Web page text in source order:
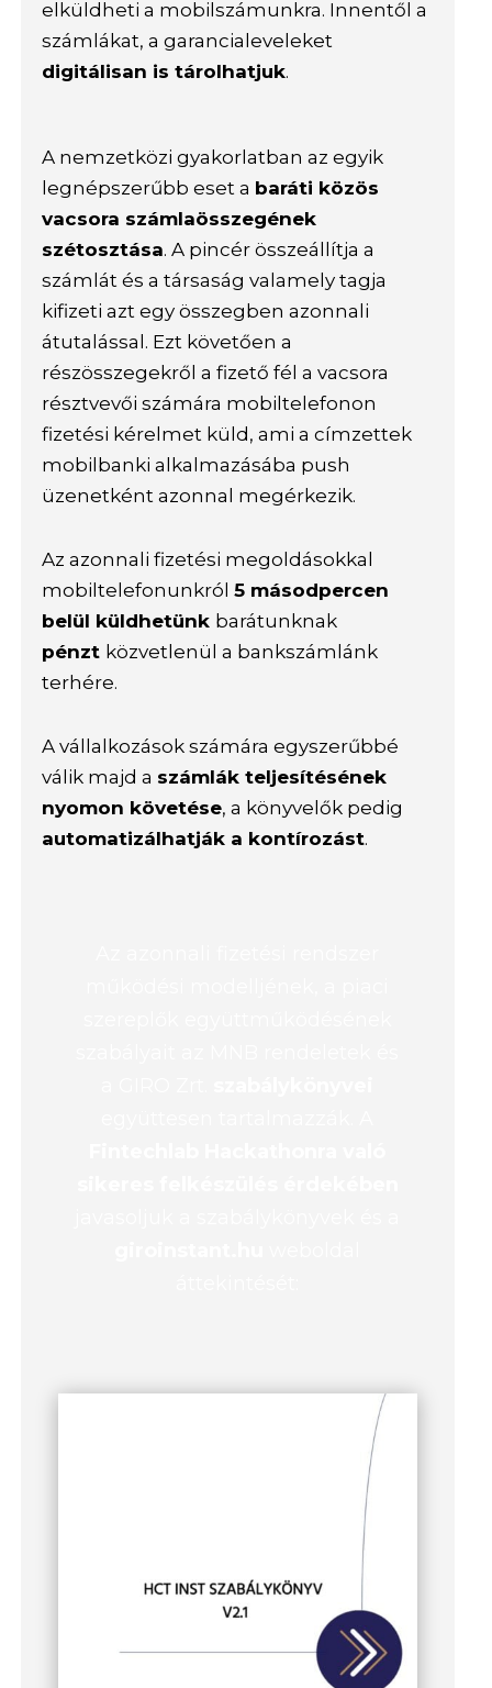
elküldheti a mobilszámunkra. Innentől a
számlákat, a garancialeveleket
digitálisan is tárolhatjuk.
A nemzetközi gyakorlatban az egyik
legnépszerűbb eset a baráti közös
vacsora számlaösszegének
szétosztása. A pincér összeállítja a
számlát és a társaság valamely tagja
kifizeti azt egy összegben azonnali
átutalással. Ezt követően a
részösszegekről a fizető fél a vacsora
résztvevői számára mobiltelefonon
fizetési kérelmet küld, ami a címzettek
mobilbanki alkalmazásába push
üzenetként azonnal megérkezik.
Az azonnali fizetési megoldásokkal
mobiltelefonunkról5 másodpercen
belül küldhetünk barátunknak
pénzt közvetlenül a bankszámlánk
terhére.
A vállalkozások számára egyszerűbbé
válik majd a számlák teljesítésének
nyomon követése, a könyvelők pedig
automatizálhatják a kontírozást.